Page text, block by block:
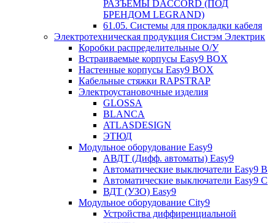
РАЗЪЕМЫ DACCORD (ПОД
БРЕНДОМ LEGRAND)
61.05. Системы для прокладки кабеля
Электротехническая продукция Систэм Электрик
Коробки распределительные О/У
Встраиваемые корпусы Easy9 BOX
Настенные корпусы Easy9 BOX
Кабельные стяжки RAPSTRAP
Электроустановочные изделия
GLOSSA
BLANCA
ATLASDESIGN
ЭТЮД
Модульное оборудование Easy9
АВДТ (Дифф. автоматы) Easy9
Автоматические выключатели Easy9 В
Автоматические выключатели Easy9 С
ВДТ (УЗО) Easy9
Модульное оборудование City9
Устройства диффиренциальной